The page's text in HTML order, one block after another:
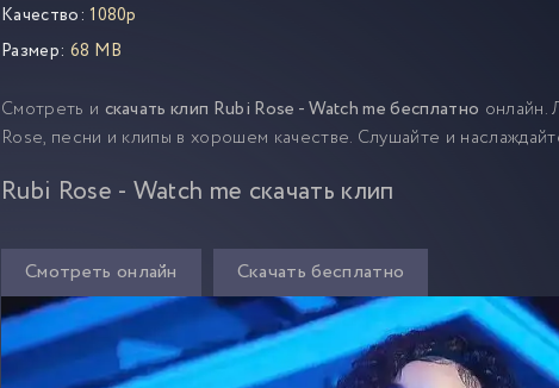
Качество: 1080p
Размер: 68 MB
Смотреть и скачать клип Rubi Rose - Watch me бесплатно онлайн.
Rose, песни и клипы в хорошем качестве. Слушайте и
Rubi Rose - Watch me скачать клип
Смотреть онлайн Скачать бесплатно